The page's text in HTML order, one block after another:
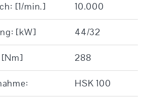
[1/min.] 10.000
[kW] 44/32
288
HSK 100